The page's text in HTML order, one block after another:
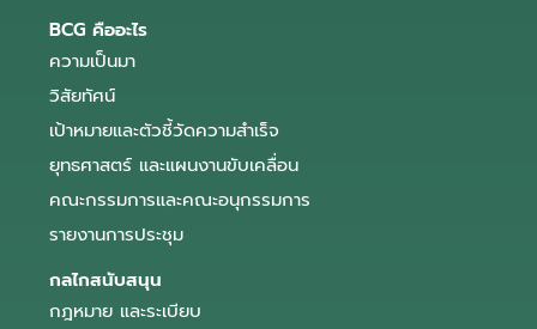
BCG คืออะไร
ความเป็นมา
วิสัยทัศน์
เป้าหมายและตัวชี้วัดความสำเร็จ
ยุทธศาสตร์ และแผนงานขับเคลื่อน
คณะกรรมการและคณะอนุกรรมการ
รายงานการประชุม
กลไกสนับสนุน
กฎหมาย และระเบียบ